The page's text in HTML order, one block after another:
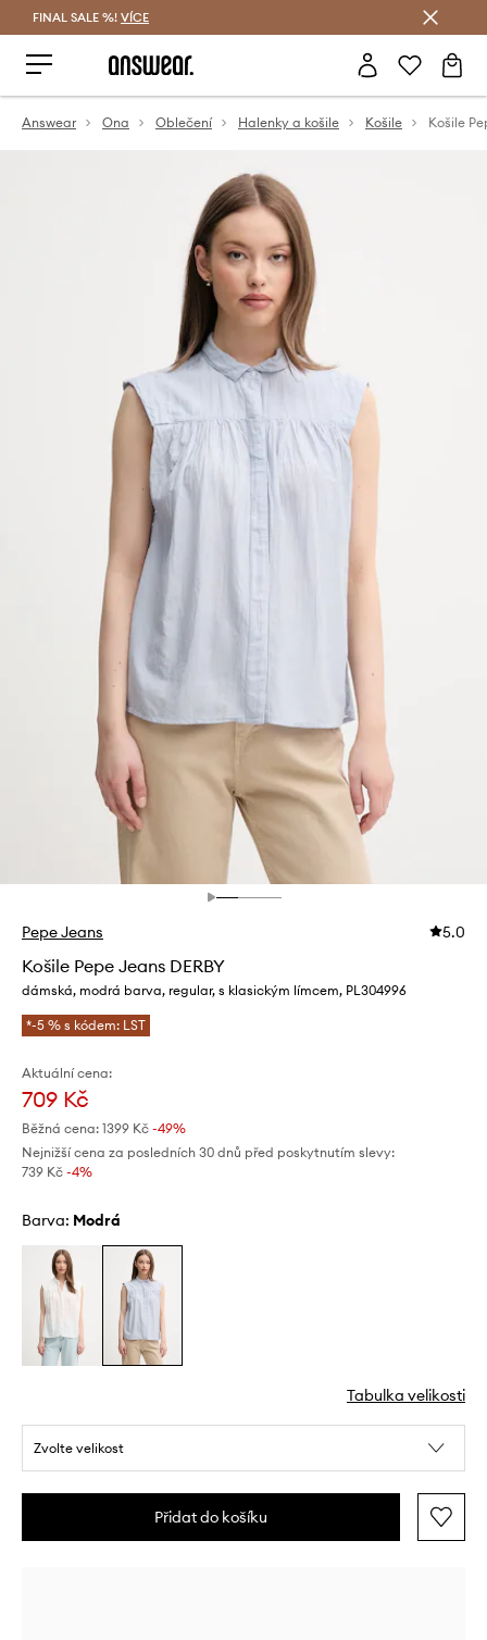
FINAL SALE %! VÍCE
Answear Ona Oblečení Halenky a košile Košile Košile
Pepe Jeans 5.0
Košile Pepe Jeans DERBY
dámská, modrá barva, regular, s klasickým límcem, PL304996
*-5 % s kódem: LST
Aktuální cena:
709 Kč
Běžná cena: 1399 Kč -49%
Nejnižší cena za posledních 30 dnů před poskytnutím slevy:
739 Kč -4%
Barva: modrá
Tabulka velikosti
Zvolte velikost
Přidat do košíku